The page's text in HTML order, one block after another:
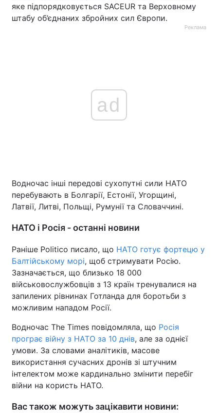
яке підпорядковується SACEUR та Верховному
штабу об’єднаних збройних сил Європи.
Реклама
ad
Водночас інші передові сухопутні сили НАТО
перебувають в Болгарії, Естонії, Угорщині,
Латвії, Литві, Польщі, Румунії та Словаччині.
НАТО і Росія - останні новини
Раніше Politico писало, що НАТО готує фортецю у
Балтійському морі, щоб стримувати Росію.
Зазначається, що близько 18 000
військовослужбовців з 13 країн тренувалися на
запилених рівнинах Готланда для боротьби з
можливим нападом Росії.
Водночас The Times повідомляла, що Росія
програє війну з НАТО за 10 днів, але за однієї
умови. За словами аналітиків, масове
використання сучасних дронів зі штучним
інтелектом може кардинально змінити перебіг
війни на користь НАТО.
Вас також можуть зацікавити новини: